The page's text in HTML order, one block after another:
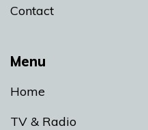
Menu
Home
TV & Radio
Contact